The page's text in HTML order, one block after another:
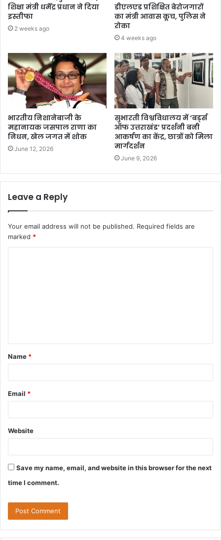
शिक्षा मंत्री धर्मेंद्र प्रधान ने दिया
इस्तीफा
2 weeks ago
डीएलएड प्रशिक्षित बेरोजगारों
का मंत्री आवास कूच, पुलिस ने
रोका
4 weeks ago
भारतीय निशानेबाजी के
महानायक जसपाल राणा का
निधन, खेल जगत में शोक
June 12, 2026
सुभारती विश्वविधालय में ‘बर्ड्स
ऑफ उत्तराखंड’ प्रदर्शनी बनी
आकर्षण का केंद्र, छात्रों को मिला
मार्गदर्शन
June 9, 2026
Leave a Reply
Your email address will not be published. Required fields are
marked *
t
*
Name *
Email *
Website
Save my name, email, and website in this browser for the next
time I comment.